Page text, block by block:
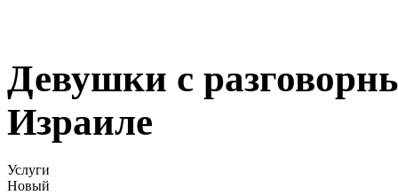
Девушки с
Израиле
Услуги
Новый